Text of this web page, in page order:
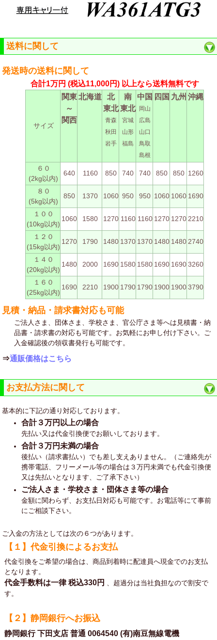
送料に関して
発送時の送料に関して
合計1万円 (税込11,000円)以上なら送料無料です
サイズ
関東
～
関西
北海道
北
東北
青森
秋田
岩手
南
東北
宮城
山形
福島
中国
岡山
広島
山口
鳥取
島根
四国 九州 沖縄
６０
(2kg以内)
640 1160 850 740 740 850 850 1260
８０
(5kg以内)
850 1370 1060 950 950 1060 1060 1690
１００
(10kg以内)
1060 1580 1270 1160 1160 1270 1270 2210
１２０
(15kg以内)
1270 1790 1480 1370 1370 1480 1480 2740
１４０
(20kg以内)
1480 2000 1690 1580 1580 1690 16903260
１６０
(25kg以内)
1690 2210 1900 1790 1790 1900 19003790
見積・納品・請求書対応も可能
ご法人さま、団体さま、学校さま、官公庁さま等へは見積書・納
品書・請求書の対応も可能です。お気軽にお申し付け下さい。ご
入金確認後の領収書発行も可能です。
⇒通販価格はこちら
お支払方法に関して
基本的に下記の通り対応しております。
合計３万円以上の場合
先払い又は代金引換便でお願いしております。
合計３万円未満の場合
後払い（請求書払い）でも差し支えありません。（ご連絡先が
携帯電話、フリーメール等の場合は３万円未満でも代金引換便
又は先払いとなります、ご了承下さい）
ご法人さま・学校さま・団体さま等の場合
金額に関わらず、お支払日対応も可能です。お電話等にて事前
にご相談下さい。
ご入金の方法としては次の６つがあります。
【１】代金引換によるお支払
代金引換をご希望の場合は、商品到着時に配達員へ現金でのお支払
となります。
代金手数料は一律税込330円
、超過分は当社負担なので割安で
す。
【２】静岡銀行へお振込
静岡銀行 下田支店 普通 0064540 (有)南豆無線電機